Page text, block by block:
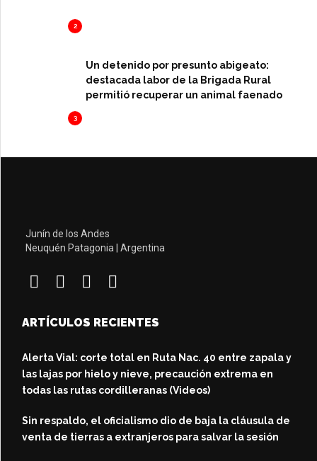
2
3
Un detenido por presunto abigeato:
destacada labor de la Brigada Rural
permitió recuperar un animal faenado
Junín de los Andes
Neuquén Patagonia | Argentina
ARTÍCULOS RECIENTES
Alerta Vial: corte total en Ruta Nac. 40 entre zapala y
las lajas por hielo y nieve, precaución extrema en
todas las rutas cordilleranas (Videos)
Sin respaldo, el oficialismo dio de baja la cláusula de
venta de tierras a extranjeros para salvar la sesión